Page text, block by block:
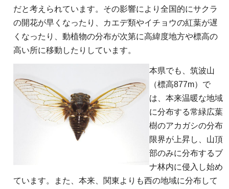
だと考えられています。その影響により全国的にサクラ
の開花が早くなったり、カエデ類やイチョウの紅葉が遅
くなったり、動植物の分布が次第に高緯度地方や標高の
高い所に移動したりしています。
本県でも、筑波山
（標高877m）で
は、本来温暖な地域
に分布する常緑広葉
樹のアカガシの分布
限界が上昇し、山頂
部のみに分布するブ
ナ林内に侵入し始め
ています。また、本来、関東よりも西の地域に分布して